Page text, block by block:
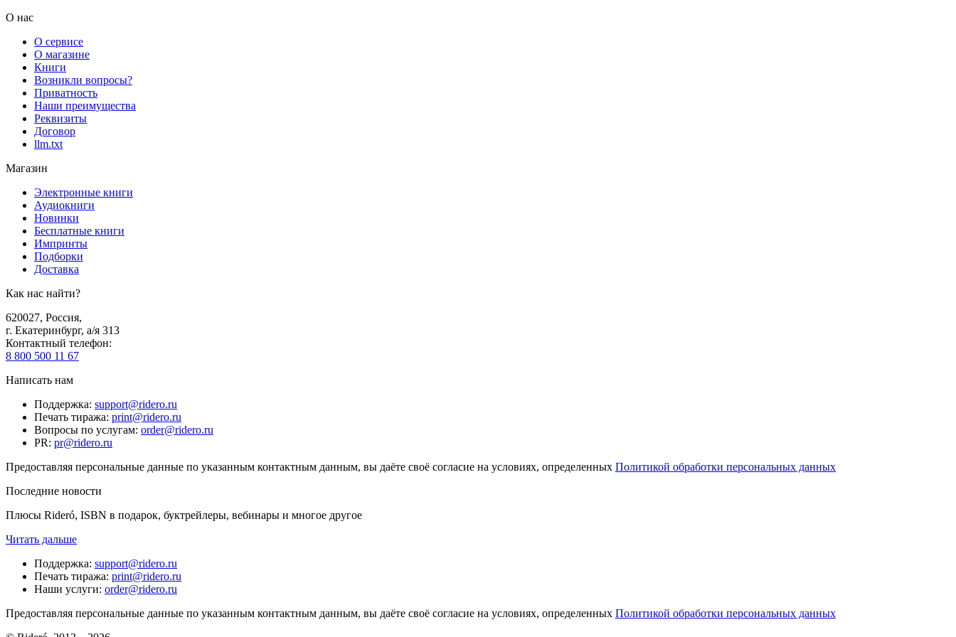
О нас
О сервисе
О магазине
Книги
Возникли вопросы?
Приватность
Наши преимущества
Реквизиты
Договор
llm.txt
Магазин
Электронные книги
Аудиокниги
Новинки
Бесплатные книги
Импринты
Подборки
Доставка
Как нас найти?
620027, Россия,
г. Екатеринбург, а/я 313
Контактный телефон:
8 800 500 11 67
Написать нам
Поддержка: support@ridero.ru
Печать тиража: print@ridero.ru
Вопросы по услугам: order@ridero.ru
PR: pr@ridero.ru
Предоставляя персональные данные по указанным контактным данным, вы даёте своё согласие на условиях, определенных Политикой обработки персональных данных
Последние новости
Плюсы Rideró, ISBN в подарок, буктрейлеры, вебинары и многое другое
Читать дальше
Поддержка: support@ridero.ru
Печать тиража: print@ridero.ru
Наши услуги: order@ridero.ru
Предоставляя персональные данные по указанным контактным данным, вы даёте своё согласие на условиях, определенных Политикой обработки персональных данных